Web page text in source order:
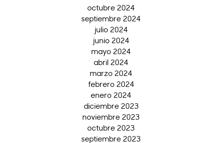
octubre 2024
septiembre 2024
julio 2024
junio 2024
mayo 2024
abril 2024
marzo 2024
febrero 2024
enero 2024
diciembre 2023
noviembre 2023
octubre 2023
septiembre 2023